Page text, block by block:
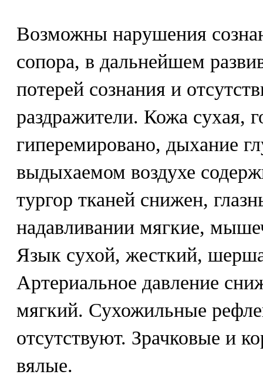
Возможны нарушения
сопора, в дальнейшем
потерей сознания и
раздражители. Кожа сухая,
гиперемировано, дыхание
выдыхаемом воздухе
тургор тканей снижен,
надавливании мягкие,
Язык сухой, жесткий,
Артериальное давление
мягкий. Сухожильные
отсутствуют. Зрачковые и
вялые.